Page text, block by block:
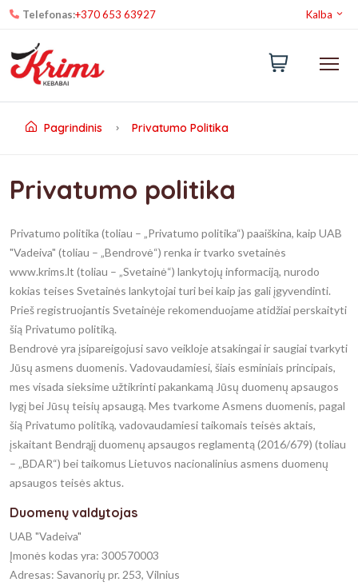
Telefonas:+370 653 63927 Kalba
Pagrindinis Privatumo Politika
Privatumo politika
Privatumo politika (toliau – „Privatumo politika“) paaiškina, kaip UAB
"Vadeiva" (toliau – „Bendrovė“) renka ir tvarko svetainės
www.krims.lt (toliau – „Svetainė“) lankytojų informaciją, nurodo
kokias teises Svetainės lankytojai turi bei kaip jas gali įgyvendinti.
Prieš registruojantis Svetainėje rekomenduojame atidžiai perskaityti
šią Privatumo politiką.
Bendrovė yra įsipareigojusi savo veikloje atsakingai ir saugiai tvarkyti
Jūsų asmens duomenis. Vadovaudamiesi, šiais esminiais principais,
mes visada sieksime užtikrinti pakankamą Jūsų duomenų apsaugos
lygį bei Jūsų teisių apsaugą. Mes tvarkome Asmens duomenis, pagal
šią Privatumo politiką, vadovaudamiesi taikomais teisės aktais,
įskaitant Bendrąjį duomenų apsaugos reglamentą (2016/679) (toliau
– „BDAR“) bei taikomus Lietuvos nacionalinius asmens duomenų
apsaugos teisės aktus.
Duomenų valdytojas
UAB "Vadeiva"
Įmonės kodas yra: 300570003
Adresas: Savanorių pr. 253, Vilnius